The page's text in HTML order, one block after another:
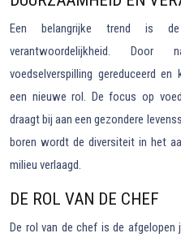
Een belangrijke trend is
verantwoordelijkheid. Door
voedselverspilling gereduceerd en
een nieuwe rol. De focus op
draagt bij aan een gezondere
boren wordt de diversiteit in het
milieu verlaagd.
DE ROL VAN DE CHEF
De rol van de chef is de afgelopen